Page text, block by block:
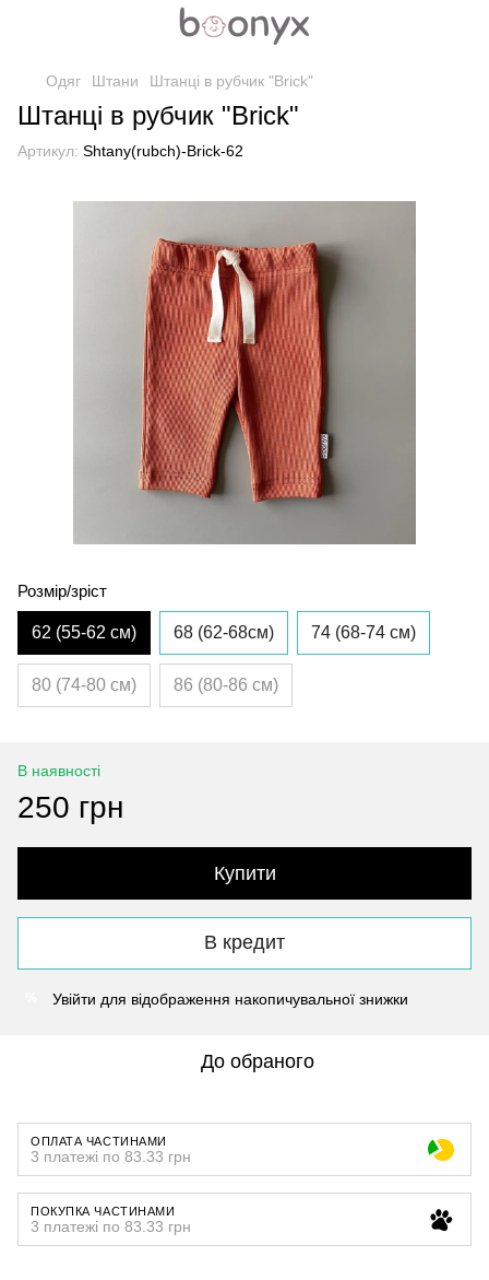
Одяг Штани Штанці в рубчик "Brick"
Штанці в рубчик "Brick"
Артикул: Shtany(rubch)-Brick-62
Розмір/зріст
62 (55-62 см) 68 (62-68см) 74 (68-74 см)
80 (74-80 см) 86 (80-86 см)
В наявності
250 грн
Купити
В кредит
Увійти для відображення накопичувальної знижки
До обраного
ОПЛАТА ЧАСТИНАМИ
3 платежі по 83.33 грн
ПОКУПКА ЧАСТИНАМИ
3 платежі по 83.33 грн